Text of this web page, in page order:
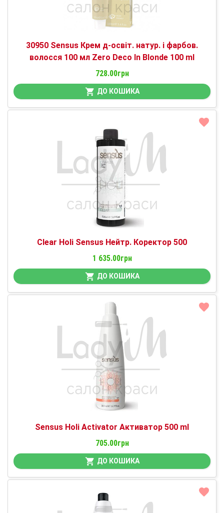
30950 Sensus Крем д-освіт. натур. і фарбов.
волосся 100 мл Zero Deco In Blonde 100 ml
728.00грн
ДО КОШИКА
Clear Holi Sensus Нейтр. Коректор 500
1 635.00грн
ДО КОШИКА
Sensus Holi Activator Активатор 500 ml
705.00грн
ДО КОШИКА